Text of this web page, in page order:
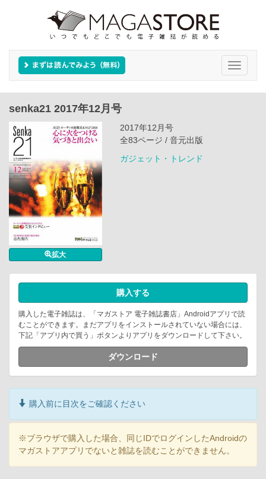
Toggle
senka21 2017年12月号
拡大
2017年12月号
全83ページ / 音元出版
ガジェット・トレンド
購入する
購入した電子雑誌は、「マガストア 電子雑誌書店」Androidアプリで読
むことができます。まだアプリをインストールされていない場合には、
下記「アプリ内で買う」ボタンよりアプリをダウンロードして下さい。
ダウンロード
購入前に目次をご確認ください
※ブラウザで購入した場合、同じIDでログインしたAndroidの
マガストアアプリでないと雑誌を読むことができません。